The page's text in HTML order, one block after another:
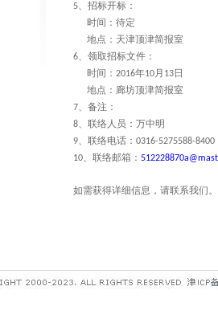
5、招标开标：
时间：待定
地点：天津顶津简报室
6、领取招标文件：
时间： 2016年10月 13日
地点：廊坊顶津简报室
7、备注：
8、联络人员：万中明
9、联络电话： 0316-5275588-8400
10、联络邮箱：
如需获得详细信息，请联系我们。